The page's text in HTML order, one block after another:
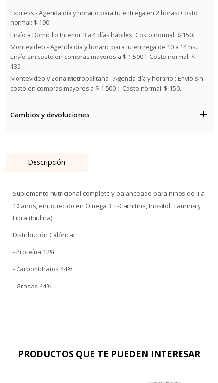
Express - Agenda día y horario para tu entrega en 2 horas: Costo
normal: $ 190.
Envío a Domicilio Interior 3 a 4 días hábiles: Costo normal: $ 150.
Montevideo - Agenda día y horario para tu entrega de 10 a 14 hs.:
Envío sin costo en compras mayores a $ 1.500 | Costo normal: $
130.
Montevideo y Zona Metropolitana - Agenda día y horario.: Envío sin
costo en compras mayores a $ 1.500 | Costo normal: $ 150.
Cambios y devoluciones
Descripción
Suplemento nutricional completo y balanceado para niños de 1 a
10 años, enriquecido en Omega 3, L-Carnitina, Inositol, Taurina y
Fibra (Inulina).
Distribución Calórica:
- Proteína 12%
- Carbohidratos 44%
- Grasas 44%
PRODUCTOS QUE TE PUEDEN INTERESAR